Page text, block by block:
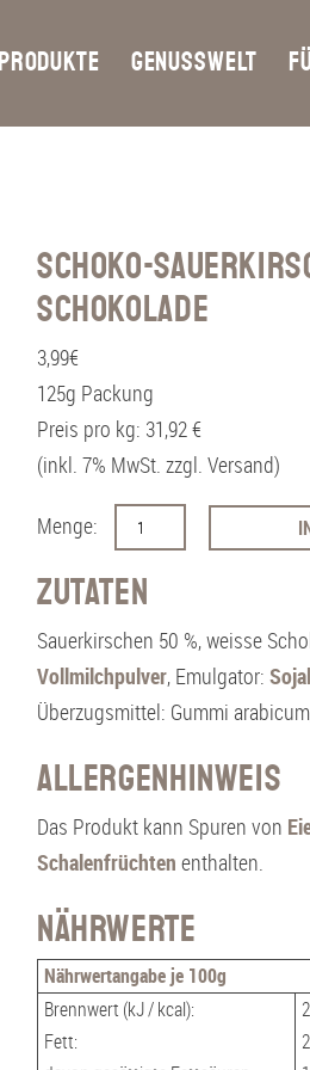
PRODUKTE GENUSSWELT
Schoko-
Schokolade
3,99€
125g Packung
Preis pro kg: 31,92 €
(inkl. 7% MwSt. zzgl. Versand)
c
h
S
u
e
r
k
i
r
Zutaten
Sauerkirschen 50 %, weisse
Vollmilchpulver, Emulgator:
Überzugsmittel: Gummi
Allergenhinweis
Das Produkt kann Spuren von
Schalenfrüchten enthalten.
Nährwerte
Nährwertangabe je 100g
Brennwert (kJ / kcal):
Fett: